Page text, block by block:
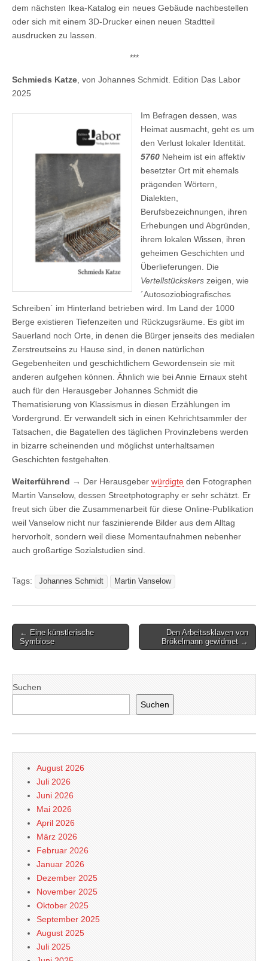
dem nächsten Ikea-Katalog ein neues Gebäude nachbestellen
oder sich mit einem 3D-Drucker einen neuen Stadtteil
ausdrucken zu lassen.
***
Schmieds Katze , von Johannes Schmidt. Edition Das Labor
2025
Im Befragen dessen, was
Heimat ausmacht, geht es um
den Verlust lokaler Identität.
5760 Neheim ist ein affektiv
besetzter Ort mit ehemals
prägenden Wörtern,
Dialekten,
Berufsbezeichnungen, ihren
Erhebungen und Abgründen,
ihrem lokalen Wissen, ihren
geheimen Geschichten und
Überlieferungen. Die
Vertellstückskers zeigen, wie
´Autosoziobiografisches
Schreiben` im Hinterland betrieben wird. Im Land der 1000
Berge existieren Tiefenzeiten und Rückzugsräume. Es gibt im
Sauerland noch Orte, in denen die Bürger jenseits des medialen
Zerstreutseins zu Hause sind, in denen natürlichen
Gegebenheiten und geschichtlichem Gewordensein sie mit
anderen aufgehen können. Ähnlich wie bei Annie Ernaux steht
auch für den Herausgeber Johannes Schmidt die
Thematisierung von Klassismus in diesen Erzählungen im
Vordergrund. Er verwandelt sich in einen Kehrichtsammler der
Tatsachen, die Bagatellen des täglichen Provinzlebens werden
in bizarre scheinenden und möglichst unterhaltsamen
Geschichten festgehalten.
Weiterführend → Der Herausgeber würdigte den Fotographen
Martin Vanselow, dessen Streetphotography er sehr schätzt. Er
freut sich über die Zusammenarbeit für diese Online-Publikation
weil Vanselow nicht nur faszinierende Bilder aus dem Alltag
hervorholt, sondern weil diese Momentaufnahmen nebenher
auch großartige Sozialstudien sind.
Tags: Johannes Schmidt Martin Vanselow
Post
navigation
← Eine künstlerische
Symbiose
Den Arbeitssklaven von
Brökelmann gewidmet →
Suchen
Suchen
August 2026
Juli 2026
Juni 2026
Mai 2026
April 2026
März 2026
Februar 2026
Januar 2026
Dezember 2025
November 2025
Oktober 2025
September 2025
August 2025
Juli 2025